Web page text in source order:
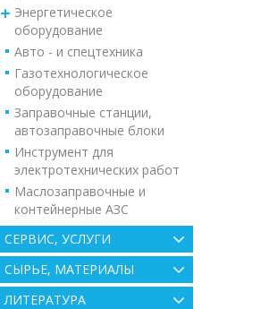
Энергетическое
оборудование
Авто - и спецтехника
Газотехнологическое
оборудование
Заправочные станции,
автозаправочные блоки
Инструмент для
электротехнических работ
Маслозаправочные и
контейнерные АЗС
СЕРВИС, УСЛУГИ
СЫРЬЕ, МАТЕРИАЛЫ
ЛИТЕРАТУРА